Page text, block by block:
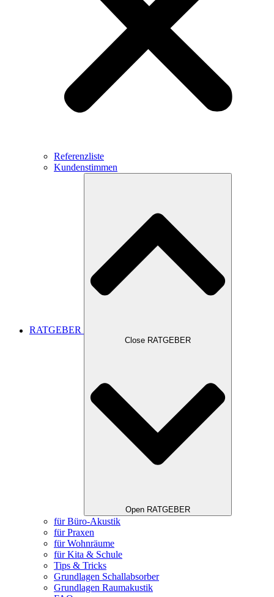
Referenzliste
Kundenstimmen
RATGEBER
Close RATGEBER
Open RATGEBER
für Büro-Akustik
für Praxen
für Wohnräume
für Kita & Schule
Tips & Tricks
Grundlagen Schallabsorber
Grundlagen Raumakustik